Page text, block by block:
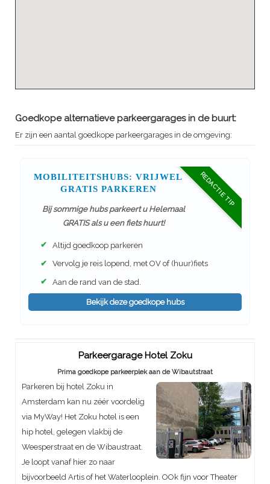
Goedkope alternatieve parkeergarages in de buurt:
Er zijn een aantal goedkope parkeergarages in de omgeving:
REDACTIE TIP
MOBILITEITSHUBS: VRIJWEL
GRATIS PARKEREN
Bij sommige hubs parkeert u Helemaal
GRATIS als u een fiets huurt!
✔ Altijd goedkoop parkeren
✔ Vervolg je reis lopend, met OV of (huur)fiets
✔ Aan de rand van de stad.
Bekijk deze goedkope hubs
Parkeergarage Hotel Zoku
Prima goedkope parkeerplek aan de Wibautstraat
Parkeren bij hotel Zoku in
Amsterdam kan nu zéér voordelig
via MyWay! Het Zoku hotel is een
hip hotel, gelegen vlakbij de
Weesperstraat en de Wibaustraat.
Je loopt vanaf hier zo naar
bijvoorbeeld Artis of het Waterlooplein. OOk fijn voor Theater